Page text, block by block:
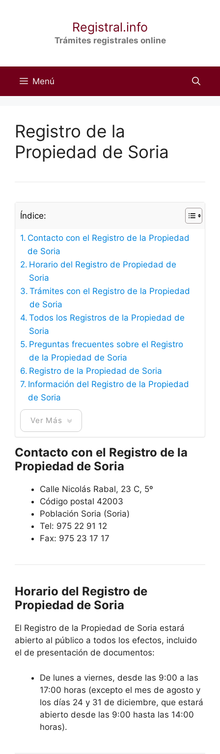
Registral.info
Trámites registrales online
Menú
Registro de la
Propiedad de Soria
Índice:
Contacto con el Registro de la Propiedad
de Soria
Horario del Registro de Propiedad de
Soria
Trámites con el Registro de la Propiedad
de Soria
Todos los Registros de la Propiedad de
Soria
Preguntas frecuentes sobre el Registro
de la Propiedad de Soria
Registro de la Propiedad de Soria
Información del Registro de la Propiedad
de Soria
Ver Más
Contacto con el Registro de la
Propiedad de Soria
Calle Nicolás Rabal, 23 C, 5º
Código postal 42003
Población Soria (Soria)
Tel: 975 22 91 12
Fax: 975 23 17 17
Horario del Registro de
Propiedad de Soria
El Registro de la Propiedad de Soria estará
abierto al público a todos los efectos, incluido
el de presentación de documentos:
De lunes a viernes, desde las 9:00 a las
17:00 horas (excepto el mes de agosto y
los días 24 y 31 de diciembre, que estará
abierto desde las 9:00 hasta las 14:00
horas).